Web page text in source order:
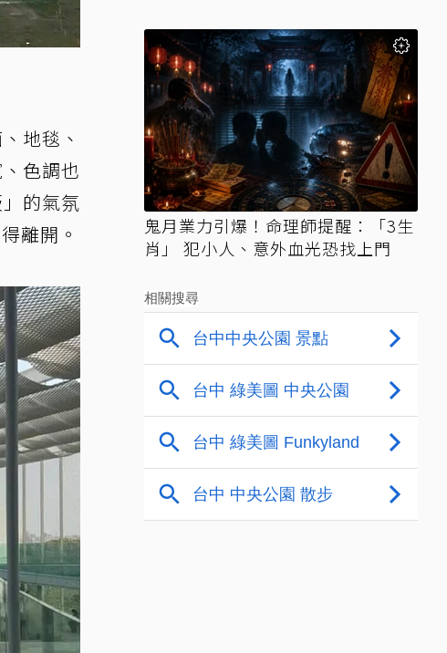
地毯、
色調也
的氣氛
離開。
鬼月業力引爆！命理師提醒：「3生
肖」 犯小人、意外血光恐找上門